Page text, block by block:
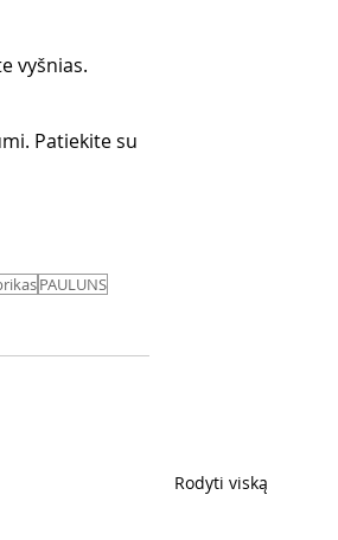
vyšnias.
Patiekite su
PAULUNS
Rodyti viską